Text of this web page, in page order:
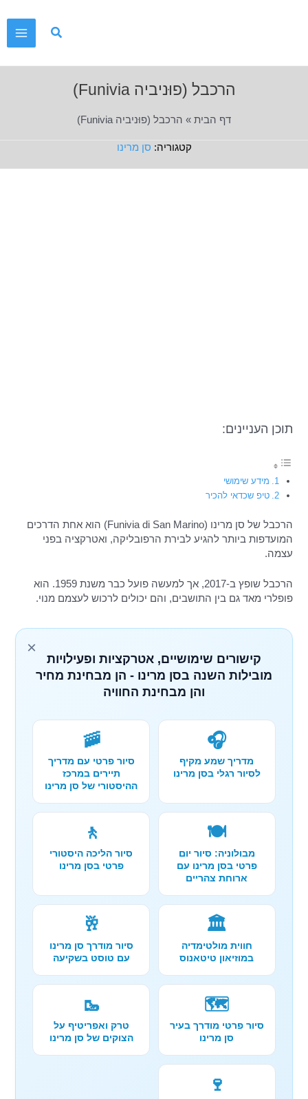
הרכבל (פוּניביה Funivia)
דף הבית » הרכבל (פוּניביה Funivia)
סן מרינו
תוכן העניינים:
מידע שימושי
טיפ שכדאי להכיר
הרכבל של סן מרינו (Funivia di San Marino) הוא אחת הדרכים
המועדפות ביותר להגיע לבירת הרפובליקה, ואטרקציה בפני
עצמה.
הרכבל שופץ ב-2017, אך למעשה פועל כבר משנת 1959. הוא
פופלרי מאד גם בין התושבים, והם יכולים לרכוש לעצמם מנוי.
×
קישורים שימושיים, אטרקציות ופעילויות
מובילות השנה בסן מרינו - הן מבחינת מחיר
והן מבחינת החוויה
🎧
מדריך שמע מקיף
לסיור רגלי בסן מרינו
🚠
סיור פרטי עם מדריך
תיירים במרכז
ההיסטורי של סן מרינו
🍽️
מבולוניה: סיור יום
פרטי בסן מרינו עם
ארוחת צהריים
🚶
סיור הליכה היסטורי
פרטי בסן מרינו
🏛️
חווית מולטימדיה
במוזיאון טיטאנוס
🥂
סיור מודרך סן מרינו
עם טוסט בשקיעה
🗺️
סיור פרטי מודרך בעיר
סן מרינו
🥾
טרק ואפריטיף על
הצוקים של סן מרינו
🍷